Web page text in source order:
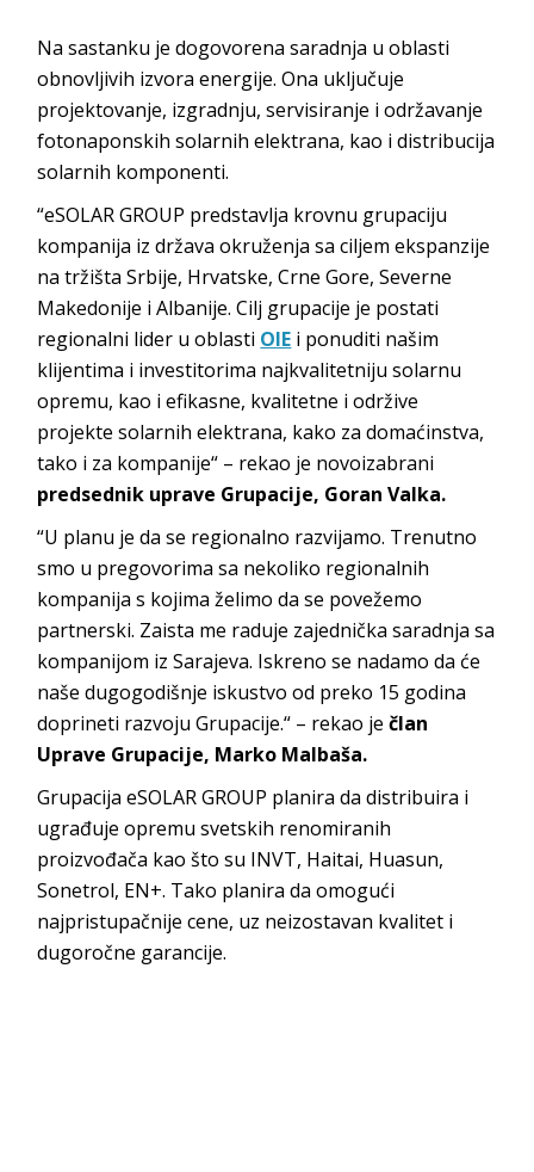
Na sastanku je dogovorena saradnja u oblasti
obnovljivih izvora energije. Ona uključuje
projektovanje, izgradnju, servisiranje i održavanje
fotonaponskih solarnih elektrana, kao i distribucija
solarnih komponenti.
“eSOLAR GROUP predstavlja krovnu grupaciju
kompanija iz država okruženja sa ciljem ekspanzije
na tržišta Srbije, Hrvatske, Crne Gore, Severne
Makedonije i Albanije. Cilj grupacije je postati
regionalni lider u oblasti OIE i ponuditi našim
klijentima i investitorima najkvalitetniju solarnu
opremu, kao i efikasne, kvalitetne i održive
projekte solarnih elektrana, kako za domaćinstva,
tako i za kompanije“ – rekao je novoizabrani
predsednik uprave Grupacije, Goran Valka.
“U planu je da se regionalno razvijamo. Trenutno
smo u pregovorima sa nekoliko regionalnih
kompanija s kojima želimo da se povežemo
partnerski. Zaista me raduje zajednička saradnja sa
kompanijom iz Sarajeva. Iskreno se nadamo da će
naše dugogodišnje iskustvo od preko 15 godina
doprineti razvoju Grupacije.“ – rekao ječlan
Uprave Grupacije, Marko Malbaša.
Grupacija eSOLAR GROUP planira da distribuira i
ugrađuje opremu svetskih renomiranih
proizvođača kao što su INVT, Haitai, Huasun,
Sonetrol, EN+. Tako planira da omogući
najpristupačnije cene, uz neizostavan kvalitet i
dugoročne garancije.